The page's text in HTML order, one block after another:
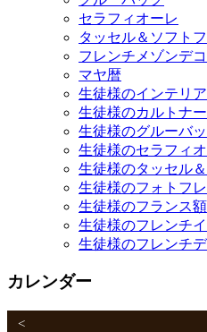
セラフィオーレ
タッセル＆ソフト
フレンチメゾンデ
マヤ暦
生徒様のインテリ
生徒様のカルトナー
生徒様のグルーバ
生徒様のセラフィ
生徒様のタッセル
生徒様のフォトフ
生徒様のフランス
生徒様のフレンチ
生徒様のフレンチ
カレンダー
<